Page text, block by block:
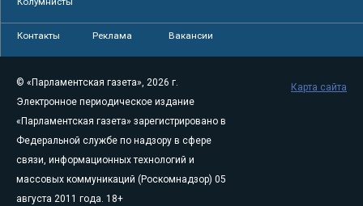
Контакты Реклама Вакансии
© «Парламентская газета», 2026 г.
Электронное периодическое издание
«Парламентская газета» зарегистрировано в
Федеральной службе по надзору в сфере
связи, информационных технологий и
массовых коммуникаций (Роскомнадзор) 05
августа 2011 года. 18+
Карта сайта